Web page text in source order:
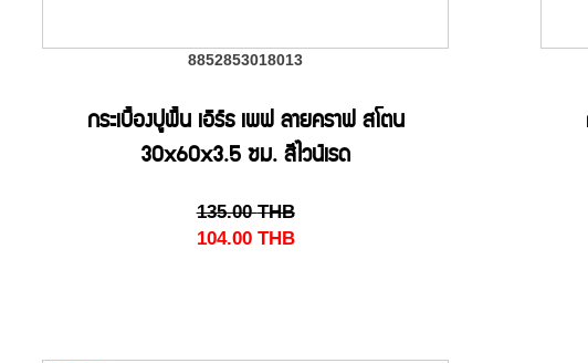
8852853018013
กระเบื้องปูพื้น เอิร์ธ เพฟ ลายคราฟ สโตน
30x60x3.5 ซม. สีไวน์เรด
135.00 THB
104.00 THB